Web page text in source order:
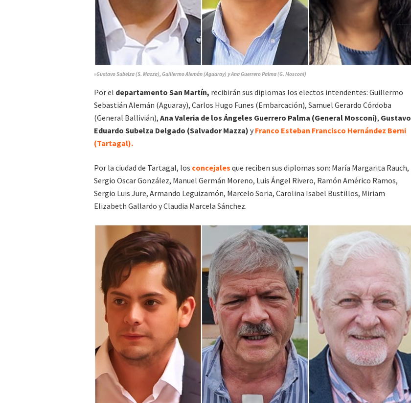
»Gustavo Subelza (S. Mazza), Guillermo Alemán (Aguaray) y Ana Guerrero Palma (G. Mosconi)
Por el departamento San Martín, recibirán sus diplomas los electos intendentes: Guillermo
Sebastián Alemán (Aguaray), Carlos Hugo Funes (Embarcación), Samuel Gerardo Córdoba
(General Ballivián), Ana Valeria de los Ángeles Guerrero Palma (General Mosconi), Gustavo
Eduardo Subelza Delgado (Salvador Mazza) y Franco Esteban Francisco Hernández Berni
(Tartagal).
Por la ciudad de Tartagal, los concejales que reciben sus diplomas son: María Margarita Rauch,
Sergio Oscar González, Manuel Germán Moreno, Luis Ángel Rivero, Ramón Américo Ramos,
Sergio Luis Jure, Armando Leguizamón, Marcelo Soria, Carolina Isabel Bustillos, Miriam
Elizabeth Gallardo y Claudia Marcela Sánchez.